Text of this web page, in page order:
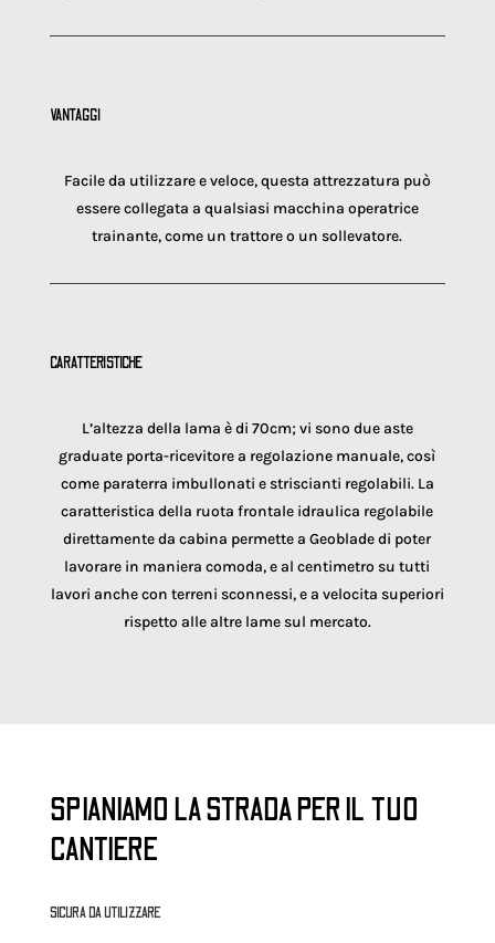
VANTAGGI
Facile da utilizzare e veloce, questa attrezzatura può
essere collegata a qualsiasi macchina operatrice
trainante, come un trattore o un sollevatore.
CARATTERISTICHE
L’altezza della lama è di 70cm; vi sono due aste
graduate porta-ricevitore a regolazione manuale, così
come paraterra imbullonati e striscianti regolabili. La
caratteristica della ruota frontale idraulica regolabile
direttamente da cabina permette a Geoblade di poter
lavorare in maniera comoda, e al centimetro su tutti
lavori anche con terreni sconnessi, e a velocita superiori
rispetto alle altre lame sul mercato.
SPIANIAMO LA STRADA PER IL TUO
CANTIERE
SICURA DA UTILIZZARE